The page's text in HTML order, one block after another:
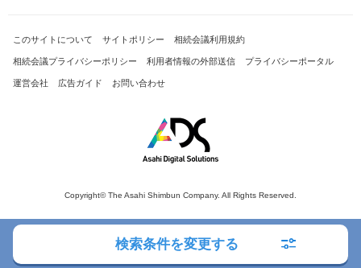
検索条件を変更する
このサイトについて サイトポリシー 相続会議利用規約
相続会議プライバシーポリシー 利用者情報の外部送信 プライバシーポータル
運営会社 広告ガイド お問い合わせ
Copyright© The Asahi Shimbun Company. All Rights Reserved.